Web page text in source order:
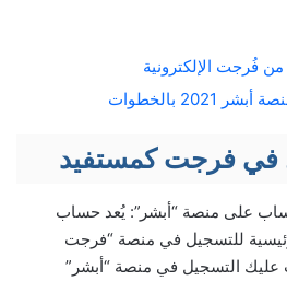
فُرجت الإلكترونية
بالخطوات
في فرجت كمستفيد
على منصة “أبشر”: يُعد حساب
للتسجيل في منصة “فرجت
1444”. يجب عليك التسجيل في منصة “أبشر”